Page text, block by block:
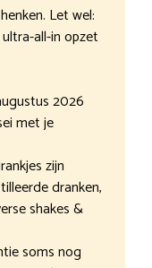
Let wel:
all-in opzet
2026
met je
zijn
dranken,
shakes &
soms nog